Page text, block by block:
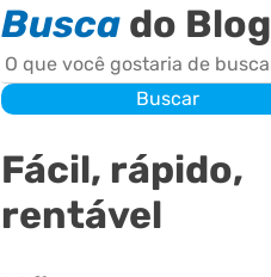
Buscado Blog
Buscar
Buscar
Fácil, rápido,
rentável